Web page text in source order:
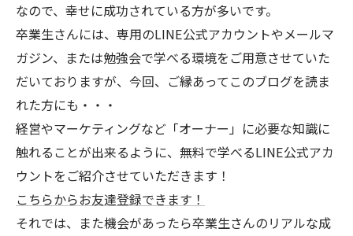
なので、幸せに成功されている方が多いです。
卒業生さんには、専用のLINE公式アカウントやメールマ
ガジン、または勉強会で学べる環境をご用意させていた
だいておりますが、今回、ご縁あってこのブログを読ま
れた方にも・・・
経営やマーケティングなど「オーナー」に必要な知識に
触れることが出来るように、無料で学べるLINE公式アカ
ウントをご紹介させていただきます！
こちらからお友達登録できます！
それでは、また機会があったら卒業生さんのリアルな成